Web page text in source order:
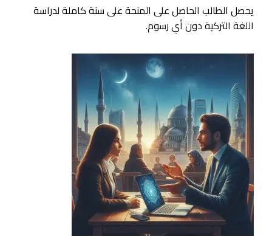
يحصل الطالب الحاصل على المنحة على سنة كاملة لدراسة
اللغة التركية دون أي رسوم.